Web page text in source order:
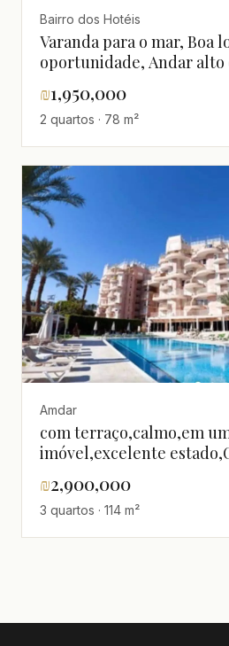
Bairro dos Hotéis
Varanda para o mar, Boa
oportunidade, Andar alto
mar, Não perder!,
projetado, Claro, Boas
estado, Totalmente
Projeto de qualidade
₪1,950,000
2 quartos · 78 m²
Amdar
com terraço,calmo,em
imóvel,excelente
oportunidade,Lugar
com vista,Grande,Alto
padrão,Luxuoso,Perto do
₪2,900,000
3 quartos · 114 m²